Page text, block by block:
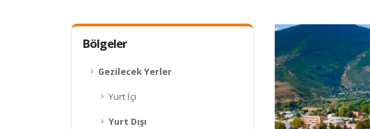
Bölgeler
Gezilecek Yerler
Yurt İçi
Yurt Dışı